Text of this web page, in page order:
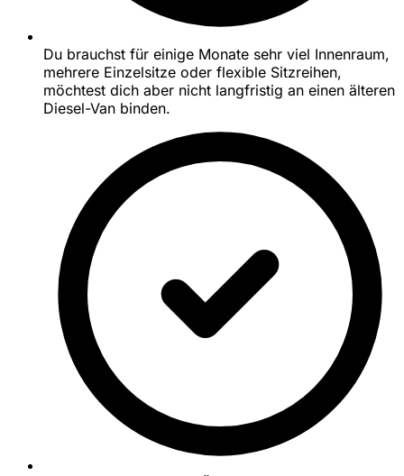
Du brauchst für einige Monate sehr viel Innenraum,
mehrere Einzelsitze oder flexible Sitzreihen,
möchtest dich aber nicht langfristig an einen älteren
Diesel-Van binden.